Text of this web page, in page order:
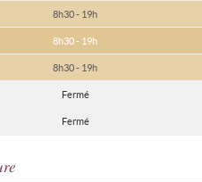
8h30 - 19h
8h30 - 19h
8h30 - 19h
Fermé
Fermé